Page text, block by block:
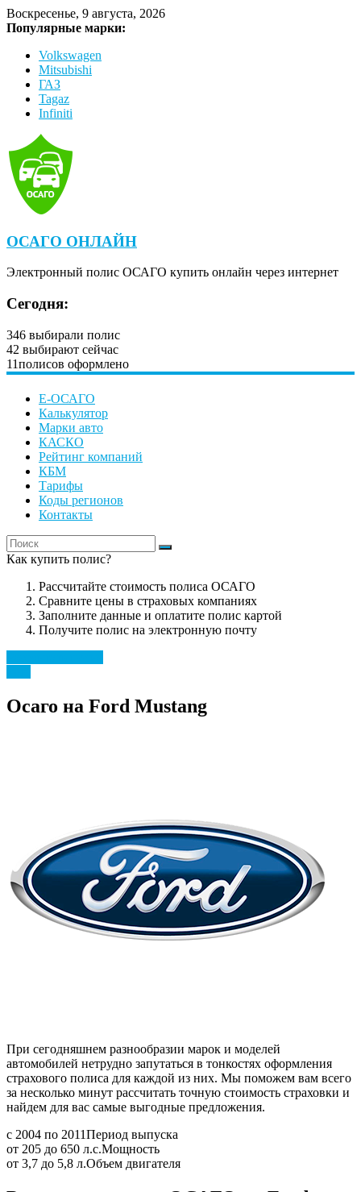
Воскресенье, 9 августа, 2026
Популярные марки:
Volkswagen
Mitsubishi
ГАЗ
Tagaz
Infiniti
ОСАГО ОНЛАЙН
Электронный полис ОСАГО купить онлайн через интернет
Сегодня:
346 выбирали полис
42 выбирают сейчас
11полисов оформлено
Е-ОСАГО
Калькулятор
Марки авто
КАСКО
Рейтинг компаний
КБМ
Тарифы
Коды регионов
Контакты
Как купить полис?
Рассчитайте стоимость полиса ОСАГО
Сравните цены в страховых компаниях
Заполните данные и оплатите полис картой
Получите полис на электронную почту
Осаго на Ford Mustang
При сегодняшнем разнообразии марок и моделей
автомобилей нетрудно запутаться в тонкостях оформления
страхового полиса для каждой из них. Мы поможем вам всего
за несколько минут рассчитать точную стоимость страховки и
найдем для вас самые выгодные предложения.
с 2004 по 2011Период выпуска
от 205 до 650 л.с.Мощность
от 3,7 до 5,8 л.Объем двигателя